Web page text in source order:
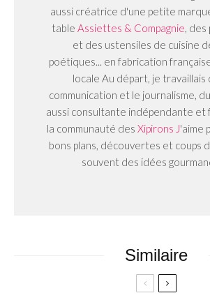
aussi créatrice d'une petite
table Assiettes & Compagnie, des
et des ustensiles de cuisine
poétiques... en fabrication
locale Au départ, je travaillais
communication et le journalisme,
aussi consultante indépendante et
la communauté des Xipirons J'aime
bons plans, découvertes et coups
souvent des idées
Similaire